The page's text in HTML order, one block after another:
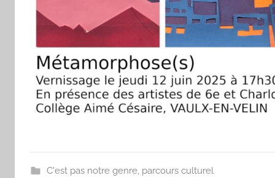
C'est pas notre genre, parcours culturel